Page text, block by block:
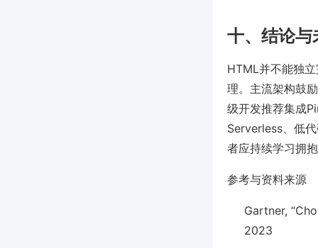
十、结论与
HTML并不能独
理。主流架构鼓
级开发推荐集成
Serverless、低
者应持续学习拥
参考与资料来源
Gartner,
2023